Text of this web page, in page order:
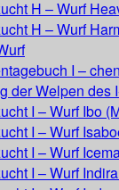
H – Wurf
H – Wurf
I –
der Welpen des
I – Wurf Ibo
I – Wurf
I – Wurf
I – Wurf